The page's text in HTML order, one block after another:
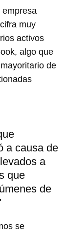
empresa
muy
activos
algo que
de
a causa de
a
que
de
se